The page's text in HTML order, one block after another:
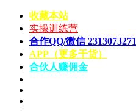
收藏本站
实操训练营
合作QQ/微信 2313073271
APP（更多干货）
合伙人赚佣金